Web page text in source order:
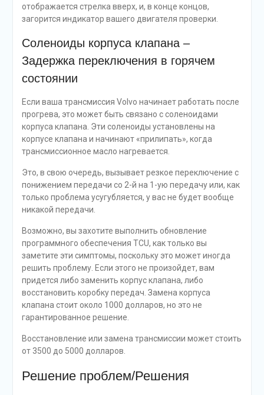
отображается стрелка вверх, и, в конце концов,
загорится индикатор вашего двигателя проверки.
Соленоиды корпуса клапана –
Задержка переключения в горячем
состоянии
Если ваша трансмиссия Volvo начинает работать после
прогрева, это может быть связано с соленоидами
корпуса клапана. Эти соленоиды установлены на
корпусе клапана и начинают «прилипать», когда
трансмиссионное масло нагревается.
Это, в свою очередь, вызывает резкое переключение с
понижением передачи со 2-й на 1-ую передачу или, как
только проблема усугубляется, у вас не будет вообще
никакой передачи.
Возможно, вы захотите выполнить обновление
программного обеспечения TCU, как только вы
заметите эти симптомы, поскольку это может иногда
решить проблему. Если этого не произойдет, вам
придется либо заменить корпус клапана, либо
восстановить коробку передач. Замена корпуса
клапана стоит около 1000 долларов, но это не
гарантированное решение.
Восстановление или замена трансмиссии может стоить
от 3500 до 5000 долларов.
Решение проблем/Решения